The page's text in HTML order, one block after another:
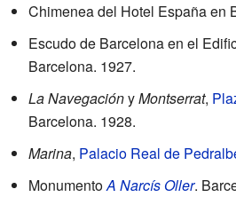
Chimenea del Hotel España en
Escudo de Barcelona en el
Barcelona. 1927.
La NavegaciónyMontserrat,
Barcelona. 1928.
Marina, Palacio Real de
MonumentoA Narcís Oller.